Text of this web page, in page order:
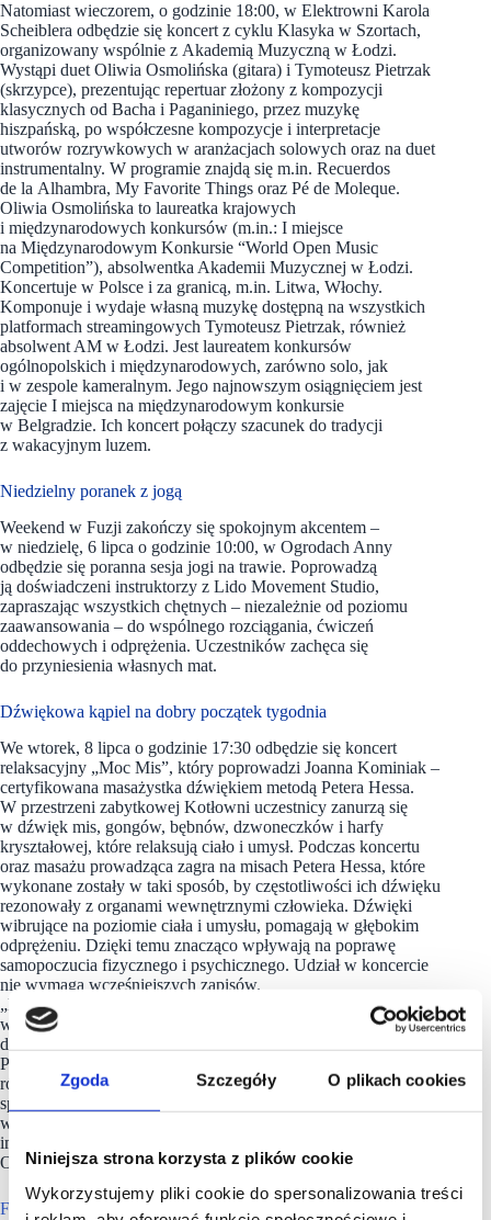
Zgoda Szczegóły O plikach cookies
Niniejsza strona korzysta z plików cookie
Wykorzystujemy pliki cookie do spersonalizowania treści
Natomiast wieczorem, o godzinie 18:00, w Elektrowni Karola
Scheiblera odbędzie się koncert z cyklu Klasyka w Szortach,
organizowany wspólnie z Akademią Muzyczną w Łodzi.
Wystąpi duet Oliwia Osmolińska (gitara) i Tymoteusz Pietrzak
(skrzypce), prezentując repertuar złożony z kompozycji
klasycznych od Bacha i Paganiniego, przez muzykę
hiszpańską, po współczesne kompozycje i interpretacje
utworów rozrywkowych w aranżacjach solowych oraz na duet
instrumentalny. W programie znajdą się m.in. Recuerdos
de la Alhambra, My Favorite Things oraz Pé de Moleque.
Oliwia Osmolińska to laureatka krajowych
i międzynarodowych konkursów (m.in.: I miejsce
na Międzynarodowym Konkursie “World Open Music
Competition”), absolwentka Akademii Muzycznej w Łodzi.
Koncertuje w Polsce i za granicą, m.in. Litwa, Włochy.
Komponuje i wydaje własną muzykę dostępną na wszystkich
platformach streamingowych Tymoteusz Pietrzak, również
absolwent AM w Łodzi. Jest laureatem konkursów
ogólnopolskich i międzynarodowych, zarówno solo, jak
i w zespole kameralnym. Jego najnowszym osiągnięciem jest
zajęcie I miejsca na międzynarodowym konkursie
w Belgradzie. Ich koncert połączy szacunek do tradycji
z wakacyjnym luzem.
Niedzielny poranek z jogą
Weekend w Fuzji zakończy się spokojnym akcentem –
w niedzielę, 6 lipca o godzinie 10:00, w Ogrodach Anny
odbędzie się poranna sesja jogi na trawie. Poprowadzą
ją doświadczeni instruktorzy z Lido Movement Studio,
zapraszając wszystkich chętnych – niezależnie od poziomu
zaawansowania – do wspólnego rozciągania, ćwiczeń
oddechowych i odprężenia. Uczestników zachęca się
do przyniesienia własnych mat.
Dźwiękowa kąpiel na dobry początek tygodnia
We wtorek, 8 lipca o godzinie 17:30 odbędzie się koncert
relaksacyjny „Moc Mis”, który poprowadzi Joanna Kominiak –
certyfikowana masażystka dźwiękiem metodą Petera Hessa.
W przestrzeni zabytkowej Kotłowni uczestnicy zanurzą się
w dźwięk mis, gongów, bębnów, dzwoneczków i harfy
kryształowej, które relaksują ciało i umysł. Podczas koncertu
oraz masażu prowadząca zagra na misach Petera Hessa, które
wykonane zostały w taki sposób, by częstotliwości ich dźwięku
rezonowały z organami wewnętrznymi człowieka. Dźwięki
wibrujące na poziomie ciała i umysłu, pomagają w głębokim
odprężeniu. Dzięki temu znacząco wpływają na poprawę
samopoczucia fizycznego i psychicznego. Udział w koncercie
nie wymaga wcześniejszych zapisów.
„Fuzja z Latem” to cykl letnich wydarzeń organizowany
w kompleksie Fuzja (Milionowa 6a), który zaprasza łodzian
do wspólnego spędzania wakacji w samym sercu miasta.
Przez całe lato na uczestników „Fuzji z Latem” czeka
różnorodny, bezpłatny program aktywności kulturalnych,
sportowych, rozrywkowych i edukacyjnych – wszystko
w niepowtarzalnym klimacie zabytkowej architektury dawnego
imperium włókienniczego Karola Scheiblera i zielonych
Ogrodów Anny.
Fuzja
to flagowa inwestycja Echo Investment prowadzona